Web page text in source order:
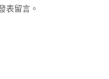
表留言。